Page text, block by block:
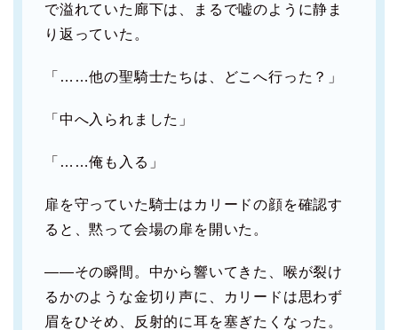
で溢れていた廊下は、まるで嘘のように静ま
り返っていた。
「……他の聖騎士たちは、どこへ行った？」
「中へ入られました」
「……俺も入る」
扉を守っていた騎士はカリードの顔を確認す
ると、黙って会場の扉を開いた。
――その瞬間。中から響いてきた、喉が裂け
るかのような金切り声に、カリードは思わず
眉をひそめ、反射的に耳を塞ぎたくなった。